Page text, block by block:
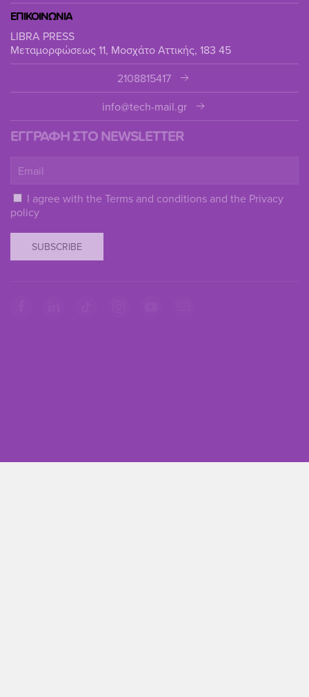
ΕΠΙΚΟΙΝΩΝΙΑ
LIBRA PRESS
Μεταμορφώσεως 11, Μοσχάτο Αττικής, 183 45
2108815417
info@tech-mail.gr
ΕΓΓΡΑΦΗ ΣΤΟ NEWSLETTER
I agree with the Terms and conditions and the Privacy
policy
SUBSCRIBE